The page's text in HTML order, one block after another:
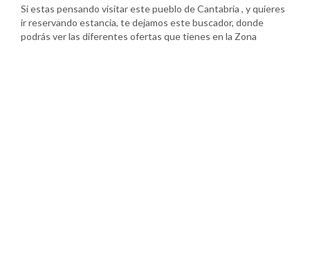
Si estas pensando visitar este pueblo de Cantabria , y quieres
ir reservando estancia, te dejamos este buscador, donde
podrás ver las diferentes ofertas que tienes en la Zona